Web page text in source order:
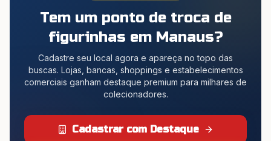
Tem um ponto de troca de
figurinhas em Manaus?
Cadastre seu local agora e apareça no topo das
buscas. Lojas, bancas, shoppings e estabelecimentos
comerciais ganham destaque premium para milhares de
colecionadores.
Cadastrar com Destaque